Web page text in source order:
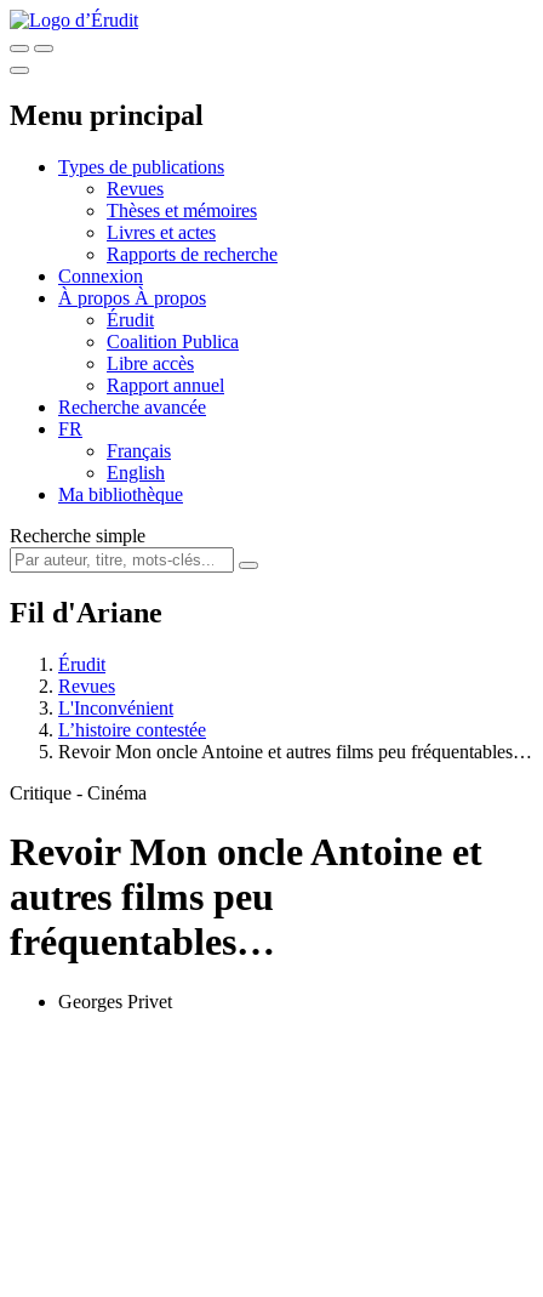
Menu principal
Types de publications
Revues
Thèses et mémoires
Livres et actes
Rapports de recherche
Connexion
À propos À propos
Érudit
Coalition Publica
Libre accès
Rapport annuel
Recherche avancée
FR
Français
English
Ma bibliothèque
Recherche simple
Fil d'Ariane
Érudit
Revues
L'Inconvénient
L’histoire contestée
Revoir Mon oncle Antoine et autres films peu fréquentables…
Critique - Cinéma
Revoir Mon oncle Antoine et
autres films peu
fréquentables…
Georges Privet